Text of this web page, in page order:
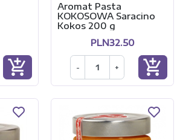
add_shopping_cart
Aromat Pasta
KOKOSOWA Saracino
Kokos 200 g
PLN32.50
- + add_shopping_cart